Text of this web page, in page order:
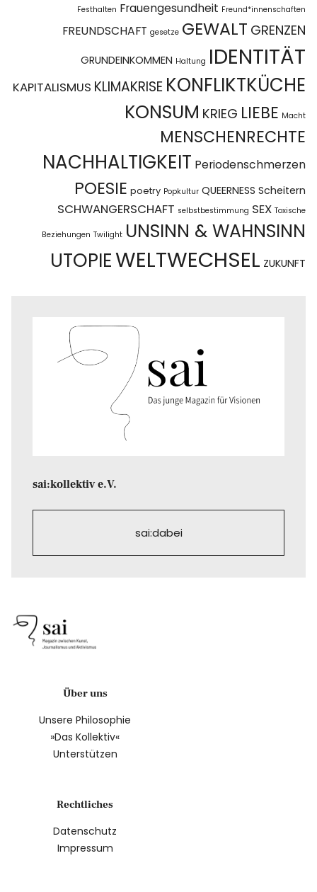
Festhalten Frauengesundheit Freund*innenschaften
FREUNDSCHAFT gesetze GEWALT GRENZEN
GRUNDEINKOMMEN Haltung IDENTITÄT
KAPITALISMUS KLIMAKRISE KONFLIKTKÜCHE
KONSUM KRIEG LIEBE Macht
MENSCHENRECHTE
NACHHALTIGKEIT Periodenschmerzen
POESIE poetry Popkultur QUEERNESS Scheitern
SCHWANGERSCHAFT selbstbestimmung SEX Toxische
Beziehungen Twilight UNSINN & WAHNSINN
UTOPIEWELTWECHSEL ZUKUNFT
sai:kollektiv e.V.
sai:dabei
Über uns
Unsere Philosophie
»Das Kollektiv«
Unterstützen
Rechtliches
Datenschutz
Impressum